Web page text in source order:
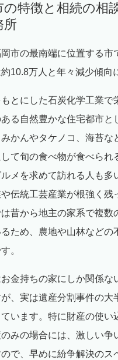
の特徴と相続の相
所
市の最南端に位置する市
10.8万人と年々減少傾向
とにした石炭化学工業で
る自然豊かな住宅都市と
かんやタケノコ、海苔な
て旬の食べ物が食べられ
メを求めて訪れる人も多
伝統工芸産業が根強く残
昔から地主の家系で複数
ため、農地や山林などの
。
お金持ちの家にしか関係な
、実は遺産分割事件の大
います。特に財産の使い
みの場合には、激しい争
で、早めに紛争解決のス